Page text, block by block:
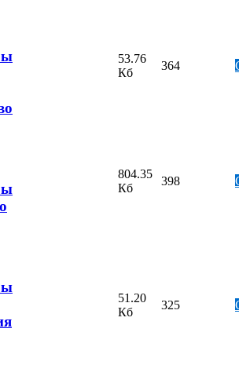
53.76
Кб
364
804.35
Кб
398
51.20
Кб
325